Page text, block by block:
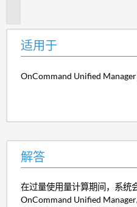
适用于
OnCommand Unified Manager
解答
在过量使用量计算期间，系统
OnCommand Unified